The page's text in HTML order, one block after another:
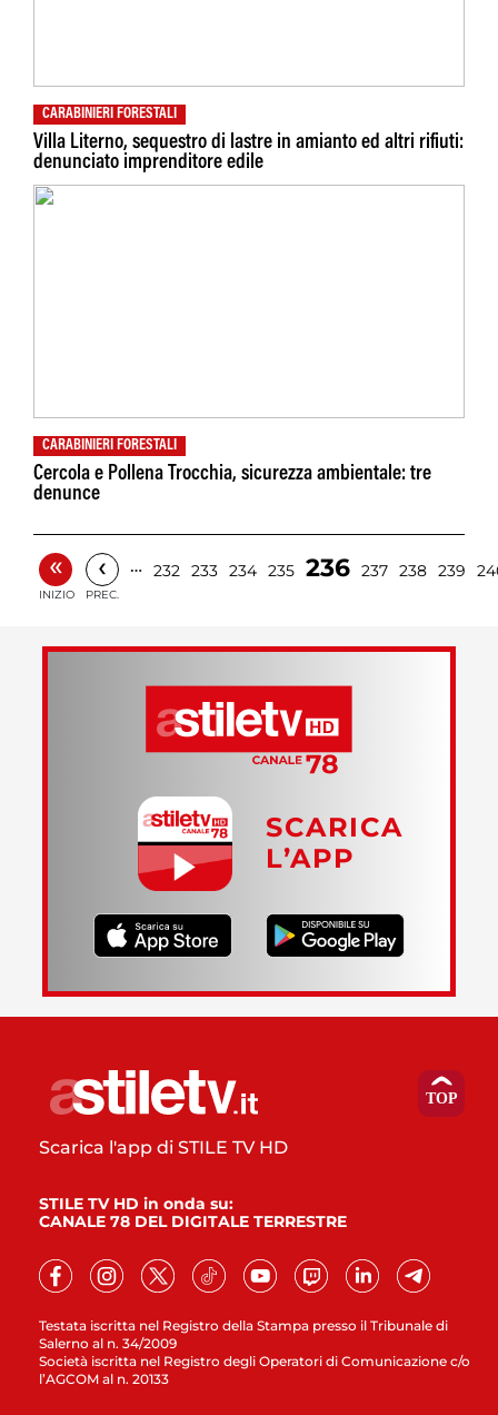
CARABINIERI FORESTALI
Villa Literno, sequestro di lastre in amianto ed altri rifiuti:
denunciato imprenditore edile
CARABINIERI FORESTALI
Cercola e Pollena Trocchia, sicurezza ambientale: tre
denunce
«
INIZIO
‹
PREC.
… 232 233 234 235 236 237 238 239
SCARICA
L’APP
Testata iscritta nel Registro della Stampa presso il Tribunale di
Salerno al n. 34/2009
Società iscritta nel Registro degli Operatori di Comunicazione c/o
l’AGCOM al n. 20133
Scarica l'app di STILE TV HD
STILE TV HD in onda su:
CANALE 78 DEL DIGITALE TERRESTRE